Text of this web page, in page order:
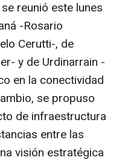
reunió este lunes
-Rosario
Cerutti-, de
y de Urdinarrain -
en la conectividad
se propuso
de infraestructura
entre las
visión estratégica